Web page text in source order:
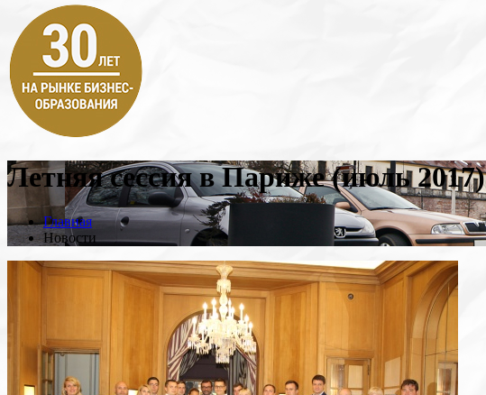
Летняя сессия в Париже (июль 2017)
Главная
Новости